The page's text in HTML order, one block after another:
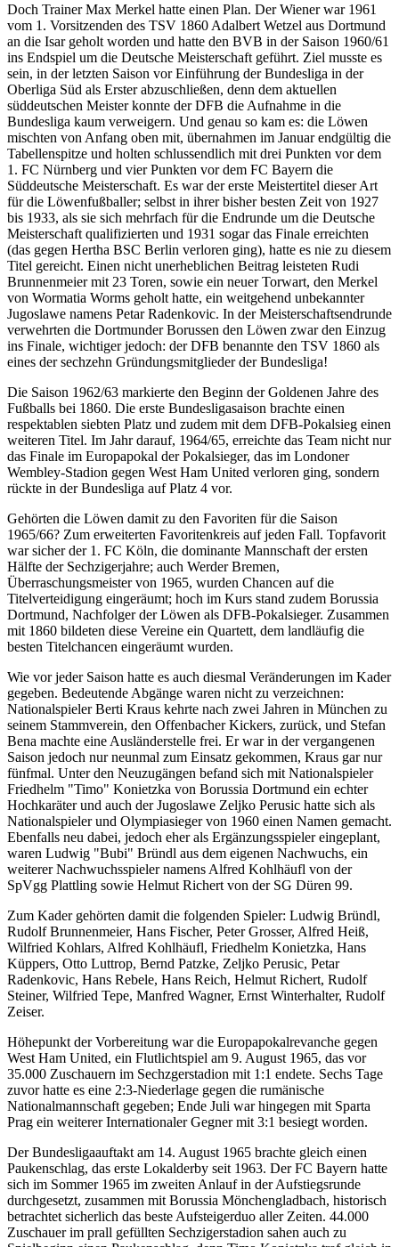
Doch Trainer Max Merkel hatte einen Plan. Der Wiener war 1961
vom 1. Vorsitzenden des TSV 1860 Adalbert Wetzel aus Dortmund
an die Isar geholt worden und hatte den BVB in der Saison 1960/61
ins Endspiel um die Deutsche Meisterschaft geführt. Ziel musste es
sein, in der letzten Saison vor Einführung der Bundesliga in der
Oberliga Süd als Erster abzuschließen, denn dem aktuellen
süddeutschen Meister konnte der DFB die Aufnahme in die
Bundesliga kaum verweigern. Und genau so kam es: die Löwen
mischten von Anfang oben mit, übernahmen im Januar endgültig die
Tabellenspitze und holten schlussendlich mit drei Punkten vor dem
1. FC Nürnberg und vier Punkten vor dem FC Bayern die
Süddeutsche Meisterschaft. Es war der erste Meistertitel dieser Art
für die Löwenfußballer; selbst in ihrer bisher besten Zeit von 1927
bis 1933, als sie sich mehrfach für die Endrunde um die Deutsche
Meisterschaft qualifizierten und 1931 sogar das Finale erreichten
(das gegen Hertha BSC Berlin verloren ging), hatte es nie zu diesem
Titel gereicht. Einen nicht unerheblichen Beitrag leisteten Rudi
Brunnenmeier mit 23 Toren, sowie ein neuer Torwart, den Merkel
von Wormatia Worms geholt hatte, ein weitgehend unbekannter
Jugoslawe namens Petar Radenkovic. In der Meisterschaftsendrunde
verwehrten die Dortmunder Borussen den Löwen zwar den Einzug
ins Finale, wichtiger jedoch: der DFB benannte den TSV 1860 als
eines der sechzehn Gründungsmitglieder der Bundesliga!
Die Saison 1962/63 markierte den Beginn der Goldenen Jahre des
Fußballs bei 1860. Die erste Bundesligasaison brachte einen
respektablen siebten Platz und zudem mit dem DFB-Pokalsieg einen
weiteren Titel. Im Jahr darauf, 1964/65, erreichte das Team nicht nur
das Finale im Europapokal der Pokalsieger, das im Londoner
Wembley-Stadion gegen West Ham United verloren ging, sondern
rückte in der Bundesliga auf Platz 4 vor.
Gehörten die Löwen damit zu den Favoriten für die Saison
1965/66? Zum erweiterten Favoritenkreis auf jeden Fall. Topfavorit
war sicher der 1. FC Köln, die dominante Mannschaft der ersten
Hälfte der Sechzigerjahre; auch Werder Bremen,
Überraschungsmeister von 1965, wurden Chancen auf die
Titelverteidigung eingeräumt; hoch im Kurs stand zudem Borussia
Dortmund, Nachfolger der Löwen als DFB-Pokalsieger. Zusammen
mit 1860 bildeten diese Vereine ein Quartett, dem landläufig die
besten Titelchancen eingeräumt wurden.
Wie vor jeder Saison hatte es auch diesmal Veränderungen im Kader
gegeben. Bedeutende Abgänge waren nicht zu verzeichnen:
Nationalspieler Berti Kraus kehrte nach zwei Jahren in München zu
seinem Stammverein, den Offenbacher Kickers, zurück, und Stefan
Bena machte eine Ausländerstelle frei. Er war in der vergangenen
Saison jedoch nur neunmal zum Einsatz gekommen, Kraus gar nur
fünfmal. Unter den Neuzugängen befand sich mit Nationalspieler
Friedhelm "Timo" Konietzka von Borussia Dortmund ein echter
Hochkaräter und auch der Jugoslawe Zeljko Perusic hatte sich als
Nationalspieler und Olympiasieger von 1960 einen Namen gemacht.
Ebenfalls neu dabei, jedoch eher als Ergänzungsspieler eingeplant,
waren Ludwig "Bubi" Bründl aus dem eigenen Nachwuchs, ein
weiterer Nachwuchsspieler namens Alfred Kohlhäufl von der
SpVgg Plattling sowie Helmut Richert von der SG Düren 99.
Zum Kader gehörten damit die folgenden Spieler: Ludwig Bründl,
Rudolf Brunnenmeier, Hans Fischer, Peter Grosser, Alfred Heiß,
Wilfried Kohlars, Alfred Kohlhäufl, Friedhelm Konietzka, Hans
Küppers, Otto Luttrop, Bernd Patzke, Zeljko Perusic, Petar
Radenkovic, Hans Rebele, Hans Reich, Helmut Richert, Rudolf
Steiner, Wilfried Tepe, Manfred Wagner, Ernst Winterhalter, Rudolf
Zeiser.
Höhepunkt der Vorbereitung war die Europapokalrevanche gegen
West Ham United, ein Flutlichtspiel am 9. August 1965, das vor
35.000 Zuschauern im Sechzgerstadion mit 1:1 endete. Sechs Tage
zuvor hatte es eine 2:3-Niederlage gegen die rumänische
Nationalmannschaft gegeben; Ende Juli war hingegen mit Sparta
Prag ein weiterer Internationaler Gegner mit 3:1 besiegt worden.
Der Bundesligaauftakt am 14. August 1965 brachte gleich einen
Paukenschlag, das erste Lokalderby seit 1963. Der FC Bayern hatte
sich im Sommer 1965 im zweiten Anlauf in der Aufstiegsrunde
durchgesetzt, zusammen mit Borussia Mönchengladbach, historisch
betrachtet sicherlich das beste Aufsteigerduo aller Zeiten. 44.000
Zuschauer im prall gefüllten Sechzigerstadion sahen auch zu